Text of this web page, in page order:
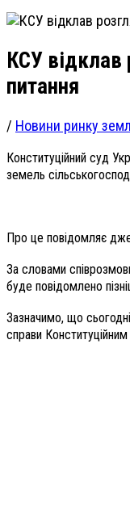
КСУ відклав
питання
/ Новини ринку
Конституційний суд
земель
Про це повідомляє
За словами
буде повідомлено
Зазначимо, що
справи